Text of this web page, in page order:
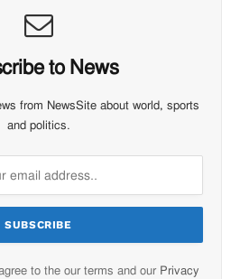
to News
from NewsSite about world, sports
and politics.
to the our terms and our Privacy